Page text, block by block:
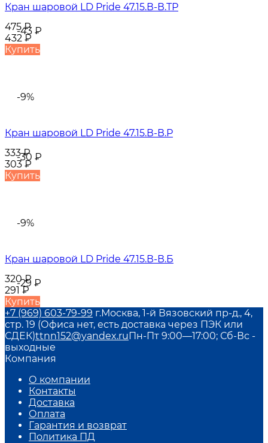
-43 ₽
Кран шаровой LD Pride 47.15.В-В.ТР
475₽
432 ₽
Купить
-9%
-30 ₽
Кран шаровой LD Pride 47.15.В-В.Р
333₽
303₽
Купить
-9%
-29 ₽
Кран шаровой LD Pride 47.15.В-В.Б
320₽
291₽
Купить
+7 (969) 603-79-99 г.Москва, 1-й Вязовский пр-д., 4,
стр. 19 (Офиса нет, есть доставка через ПЭК или
СДЕК)ttnn152@yandex.ruПн-Пт 9:00—17:00; Сб-Вс -
выходные
Компания
О компании
Контакты
Доставка
Оплата
Гарантия и возврат
Политика ПД